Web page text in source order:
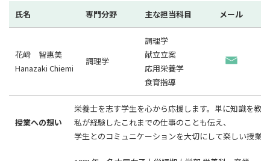
氏名 専門分野 主な担当科目 メール
花﨑 智惠美
Hanazaki Chiemi
調理学
調理学
献立立案
応用栄養学
食育指導
授業への想い
栄養士を志す学生を心から応援します。単に知識を教
私が経験したこれまでの仕事のことも伝え、
学生とのコミュニケーションを大切にして楽しい授業